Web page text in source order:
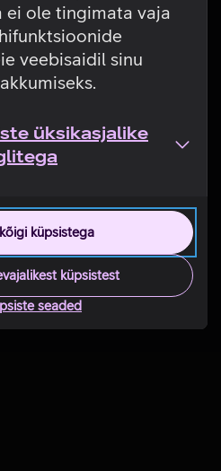
ei ole tingimata vaja
veebisaidil sinu
üksikasjalike
küpsistega
küpsistest
seaded
viga